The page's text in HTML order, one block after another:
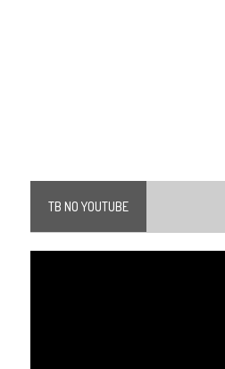
TB NO YOUTUBE